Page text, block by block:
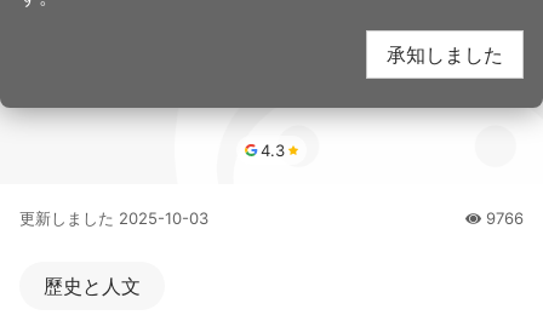
す
ー (老街溪河川教育中
4.3
更新しました 2025-10-03
人氣
9766
歷史と人文
承知しました